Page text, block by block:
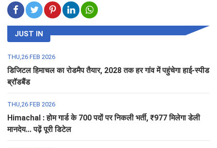
JUST IN
THU,26 FEB 2026
डिजिटल हिमाचल का रोडमैप तैयार, 2028 तक हर गांव में पहुंचेगा हाई-स्पीड
ब्रॉडबैंड
THU,26 FEB 2026
Himachal : होम गार्ड के 700 पदों पर निकली भर्ती, ₹977 मिलेगा डेली
मानदेय... पढ़ें पूरी डिटेल